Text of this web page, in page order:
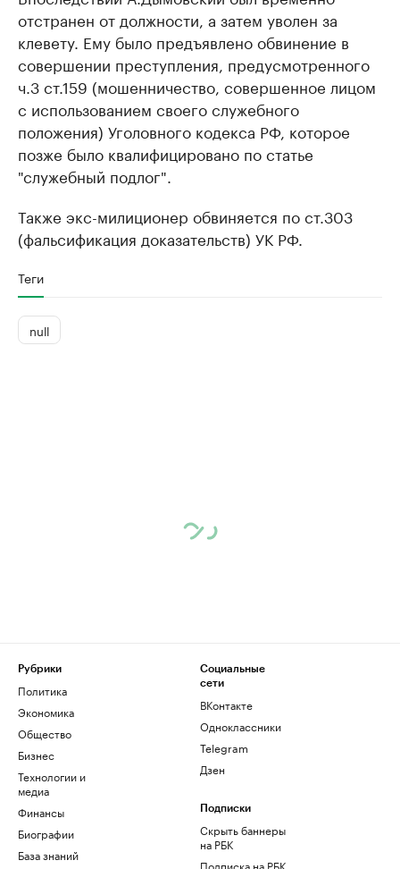
отстранен от должности, а затем уволен за
клевету. Ему было предъявлено обвинение в
совершении преступления, предусмотренного
ч.3 ст.159 (мошенничество, совершенное лицом
с использованием своего служебного
положения) Уголовного кодекса РФ, которое
позже было квалифицировано по статье
"служебный подлог".
Также экс-милиционер обвиняется по ст.303
(фальсификация доказательств) УК РФ.
Теги
null
Рубрики
Политика
Экономика
Общество
Бизнес
Технологии и
медиа
Финансы
Биографии
База знаний
Социальные
сети
ВКонтакте
Одноклассники
Telegram
Дзен
Подписки
Скрыть баннеры
на РБК
Подписка на РБК